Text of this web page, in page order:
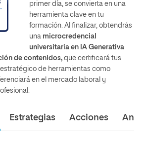
primer día, se convierta en una
herramienta clave en tu
formación. Al finalizar, obtendrás
una microcredencial
universitaria en IA Generativa
de contenidos, que certificará tus
de herramientas como
en el mercado laboral y
Estrategias Acciones